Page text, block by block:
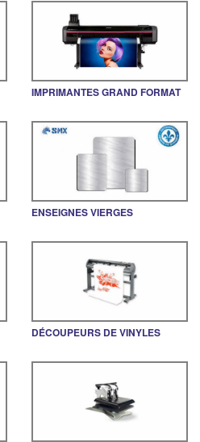
IMPRIMANTES GRAND FORMAT
ENSEIGNES VIERGES
DÉCOUPEURS DE VINYLES